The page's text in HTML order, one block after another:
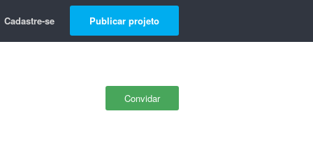
Cadastre-se Publicar projeto
Convidar